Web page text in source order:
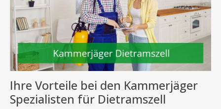
Ihre Vorteile bei den Kammerjäger
Spezialisten für Dietramszell